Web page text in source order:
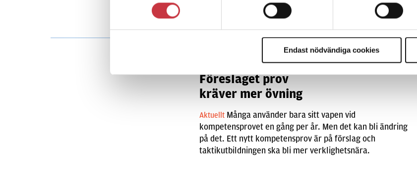
Endast nödvändiga cookies
Föreslaget prov
kräver mer övning
Aktuellt Många använder bara sitt vapen vid
kompetensprovet en gång per år. Men det kan bli ändring
på det. Ett nytt kompetensprov är på förslag och
taktikutbildningen ska bli mer verklighetsnära.